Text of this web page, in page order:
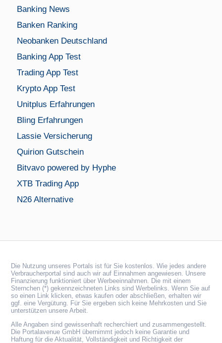
Banking News
Banken Ranking
Neobanken Deutschland
Banking App Test
Trading App Test
Krypto App Test
Unitplus Erfahrungen
Bling Erfahrungen
Lassie Versicherung
Quirion Gutschein
Bitvavo powered by Hyphe
XTB Trading App
N26 Alternative
Die Nutzung unseres Portals ist für Sie kostenlos. Wie jedes andere
Verbraucherportal sind auch wir auf Einnahmen angewiesen. Unsere
Finanzierung funktioniert über Werbeeinnahmen. Die mit einem
Sternchen (*) gekennzeichneten Links sind Werbelinks. Wenn Sie auf
so einen Link klicken, etwas kaufen oder abschließen, erhalten wir
ggf. eine Vergütung. Für Sie ergeben sich keine Mehrkosten und Sie
unterstützen unsere Arbeit.
Alle Angaben sind gewissenhaft recherchiert und zusammengestellt.
Die Portalavenue GmbH übernimmt jedoch keine Garantie und
Haftung für die Aktualität, Vollständigkeit und Richtigkeit der